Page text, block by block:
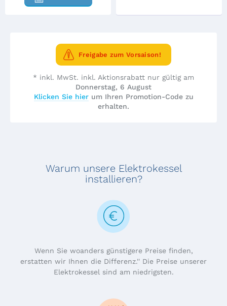
Freigabe zum Vorsaison!
* inkl. MwSt. inkl. Aktionsrabatt nur gültig am
Donnerstag, 6 August
Klicken Sie hierum Ihren Promotion-Code zu
erhalten.
Warum unsere Elektrokessel
installieren?
Wenn Sie woanders günstigere Preise finden,
erstatten wir Ihnen die Differenz.'' Die Preise unserer
Elektrokessel sind am niedrigsten.